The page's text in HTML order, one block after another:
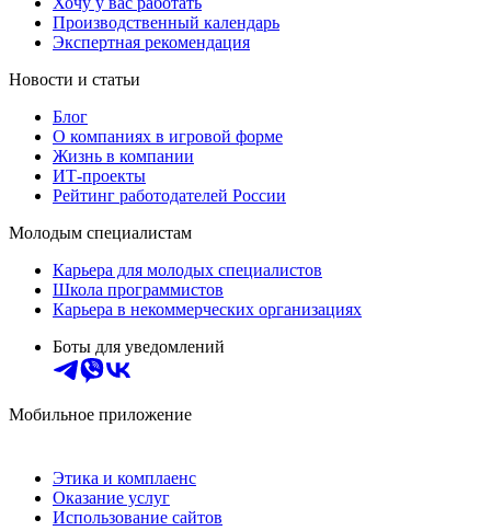
Производственный календарь
Экспертная рекомендация
Новости и статьи
Блог
О компаниях в игровой форме
Жизнь в компании
ИТ-проекты
Рейтинг работодателей России
Молодым специалистам
Карьера для молодых специалистов
Школа программистов
Карьера в некоммерческих организациях
Боты для уведомлений
Мобильное приложение
Этика и комплаенс
Оказание услуг
Использование сайтов